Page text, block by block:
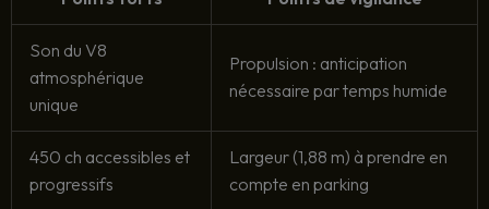
Son du V8
atmosphérique
unique
Propulsion : anticipation
nécessaire par temps humide
450 ch accessibles et
progressifs
Largeur (1,88 m) à prendre en
compte en parking